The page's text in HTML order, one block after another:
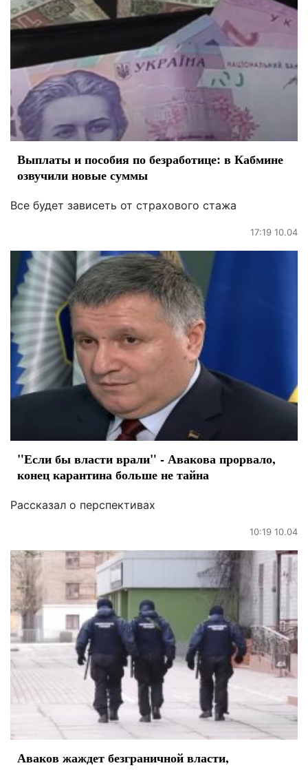
Выплаты и пособия по безработице: в Кабмине
озвучили новые суммы
Все будет зависеть от страхового стажа
17:19 10.04
"Если бы власти врали" - Авакова прорвало,
конец карантина больше не тайна
Рассказал о перспективах
10:19 10.04
Аваков жаждет безграничной власти,